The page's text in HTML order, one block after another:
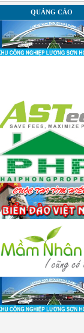
QUẢNG CÁO